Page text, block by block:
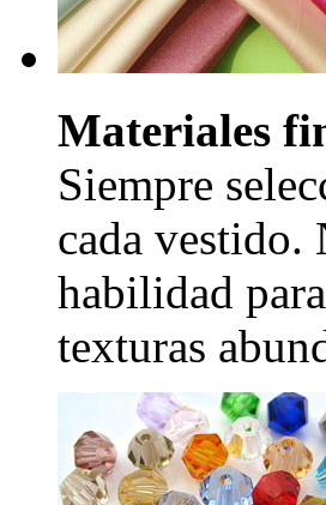
Materiales
Siempre
cada vestido.
habilidad
texturas